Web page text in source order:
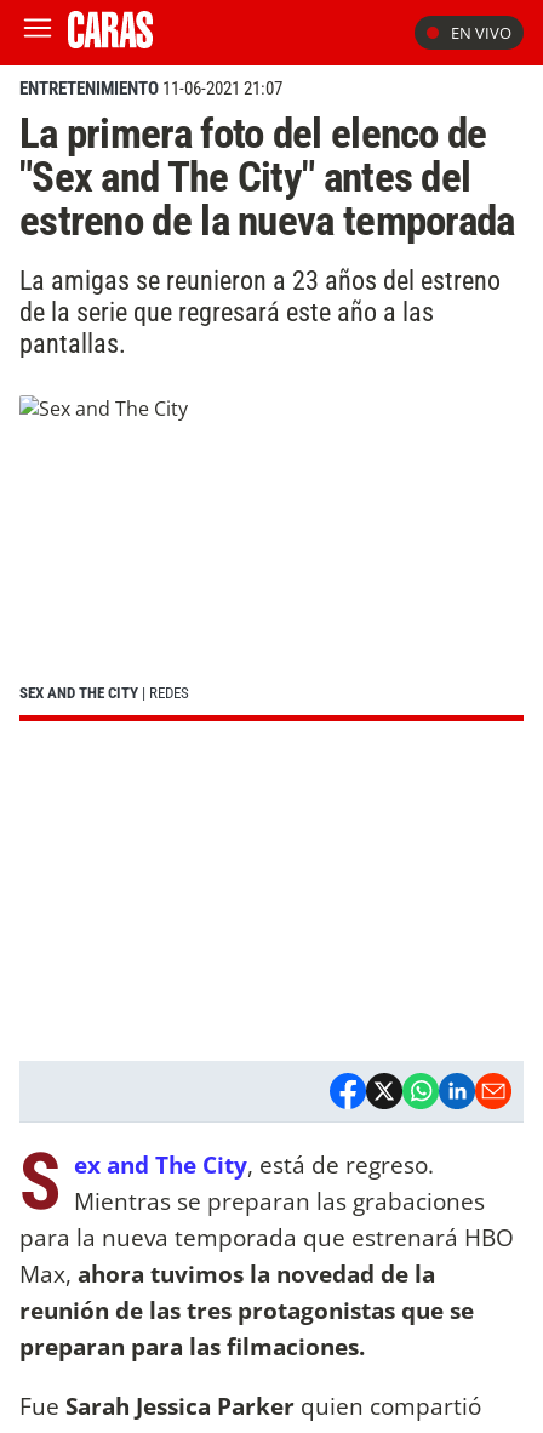
EN VIVO
ENTRETENIMIENTO 11-06-2021 21:07
La primera foto del elenco de
"Sex and The City" antes del
estreno de la nueva temporada
La amigas se reunieron a 23 años del estreno
de la serie que regresará este año a las
pantallas.
SEX AND THE CITY | REDES
S ex and The City, está de regreso.
Mientras se preparan las grabaciones
para la nueva temporada que estrenará HBO
Max, ahora tuvimos la novedad de la
reunión de las tres protagonistas que se
preparan para las filmaciones.
Fue Sarah Jessica Parker quien compartió